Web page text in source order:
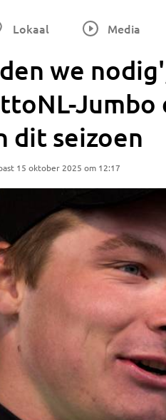
Lokaal Media
we
dit seizoen
15 oktober 2025 om 12:17